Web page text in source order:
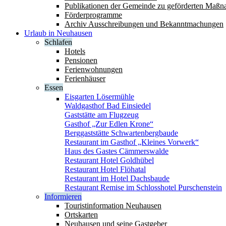
Publikationen der Gemeinde zu geförderten
Förderprogramme
Archiv Ausschreibungen und Bekanntmachungen
Urlaub in Neuhausen
Schlafen
Hotels
Pensionen
Ferienwohnungen
Ferienhäuser
Essen
Eisgarten Lösermühle
Waldgasthof Bad Einsiedel
Gaststätte am Flugzeug
Gasthof „Zur Edlen Krone“
Berggaststätte Schwartenbergbaude
Restaurant im Gasthof „Kleines Vorwerk“
Haus des Gastes Cämmerswalde
Restaurant Hotel Goldhübel
Restaurant Hotel Flöhatal
Restaurant im Hotel Dachsbaude
Restaurant Remise im Schlosshotel Purschenstein
Informieren
Touristinformation Neuhausen
Ortskarten
Neuhausen und seine Gastgeber